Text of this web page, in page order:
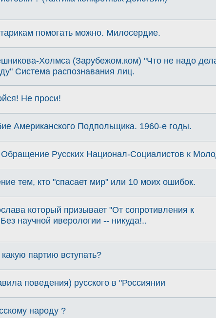
помогать можно. Милосердие.
Холмса (Зарубежом.ком) "Что не надо
Система распознавания лиц.
Не проси!
Американского Подпольщика. 1960-е годы.
Русских Национал-Социалистов к
тем, кто "спасает мир" или 10 моих ошибок.
который призывает "От сопротивления к
научной иверологии -- никуда!..
партию вступать?
поведения) русского в "Россиянии
народу ?